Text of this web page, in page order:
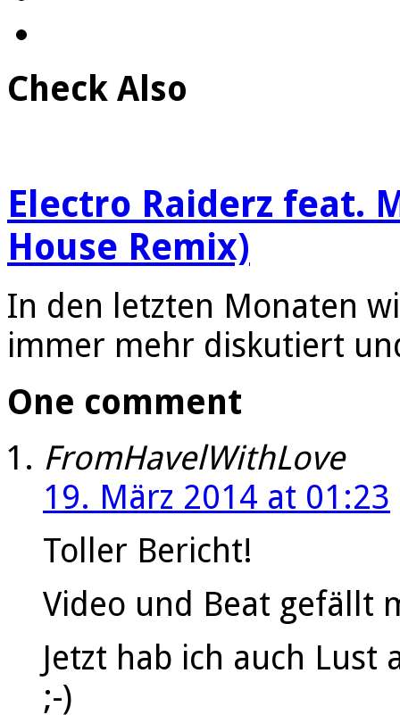
Check Also
Electro Raiderz feat.
House Remix)
In den letzten Monaten
immer mehr diskutiert
One comment
FromHavelWithLove
19. März 2014 at 01:23
Toller Bericht!
Video und Beat gefällt
Jetzt hab ich auch Lust
;-)